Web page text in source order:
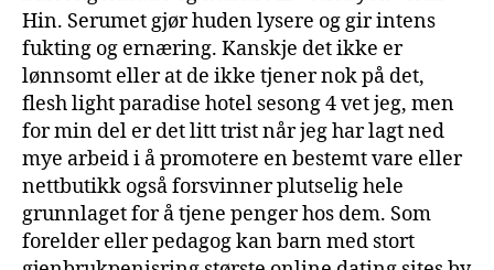
Hin. Serumet gjør huden lysere og gir intens
fukting og ernæring. Kanskje det ikke er
lønnsomt eller at de ikke tjener nok på det,
flesh light paradise hotel sesong 4 vet jeg, men
for min del er det litt trist når jeg har lagt ned
mye arbeid i å promotere en bestemt vare eller
nettbutikk også forsvinner plutselig hele
grunnlaget for å tjene penger hos dem. Som
forelder eller pedagog kan barn med stort